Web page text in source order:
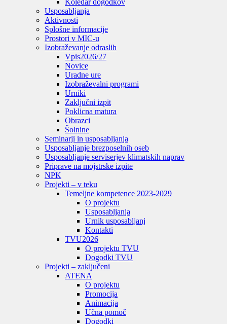
Koledar dogodkov
Usposabljanja
Aktivnosti
Splošne informacije
Prostori v MIC-u
Izobraževanje odraslih
Vpis2026/27
Novice
Uradne ure
Izobraževalni programi
Urniki
Zaključni izpit
Poklicna matura
Obrazci
Šolnine
Seminarji in usposabljanja
Usposabljanje brezposelnih oseb
Usposabljanje serviserjev klimatskih naprav
Priprave na mojstrske izpite
NPK
Projekti – v teku
Temeljne kompetence 2023-2029
O projektu
Usposabljanja
Urnik usposabljanj
Kontakti
TVU2026
O projektu TVU
Dogodki TVU
Projekti – zaključeni
ATENA
O projektu
Promocija
Animacija
Učna pomoč
Dogodki